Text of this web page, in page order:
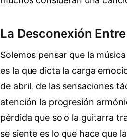
La Desconexión
Solemos pensar que la
es la que dicta la carga
de abril, de las sensaciones
atención la progresión
pérdida que solo la guitarra
se siente es lo que hace que